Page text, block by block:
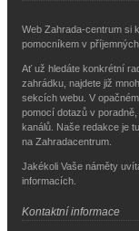
Web Zahrada-centrum si
pomocníkem v
Ať už hledáte konkrétní
zahrádku, najdete již
sekcích webu. V
pomocí dotazů v
kanálů. Naše redakce je
na Zahradacentrum.
Jakékoli Vaše náměty
informacích.
Kontaktní informace